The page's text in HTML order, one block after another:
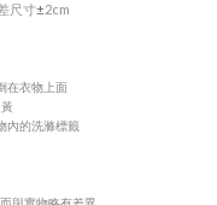
尺寸±2cm
在衣物上面
黃
內的洗滌標籤